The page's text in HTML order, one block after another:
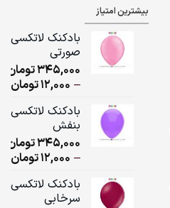
بیشترین امتیاز
بادکنک لاتکسی
صورتی
345,000تومان
–
12,000تومان
بادکنک لاتکسی
بنفش
345,000تومان
–
12,000تومان
بادکنک لاتکسی
سرخابی